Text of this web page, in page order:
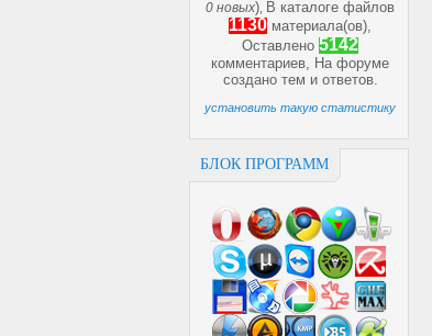
0 новых) В каталоге файлов
1130 материала(ов),
Оставлено 5142
комментариев, На форуме
создано тем и ответов.
установить такую статистику
БЛОК ПРОГРАММ